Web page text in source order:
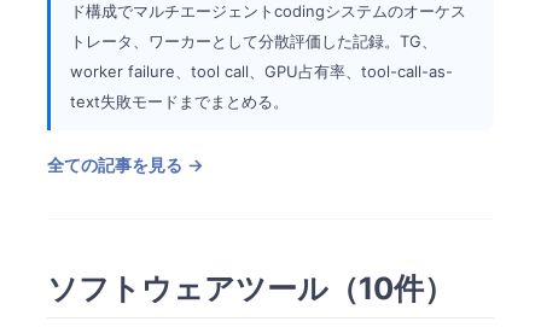
ド構成でマルチエージェントcodingシステムのオーケス
トレータ、ワーカーとして分散評価した記録。TG、
worker failure、tool call、GPU占有率、tool-call-as-
text失敗モードまでまとめる。
全ての記事を見る →
ソフトウェアツール（10件）